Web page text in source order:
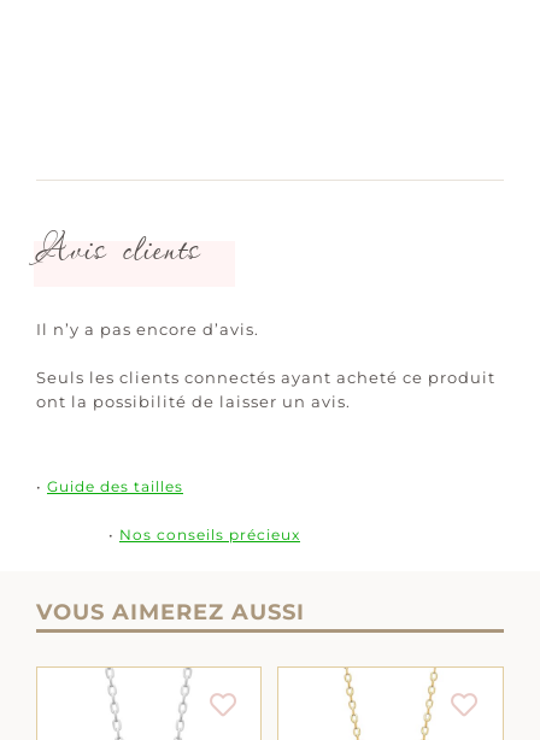
Avis clients
Il n’y a pas encore d’avis.
Seuls les clients connectés ayant acheté ce produit
ont la possibilité de laisser un avis.
• Guide des tailles
• Nos conseils précieux
VOUS AIMEREZ AUSSI